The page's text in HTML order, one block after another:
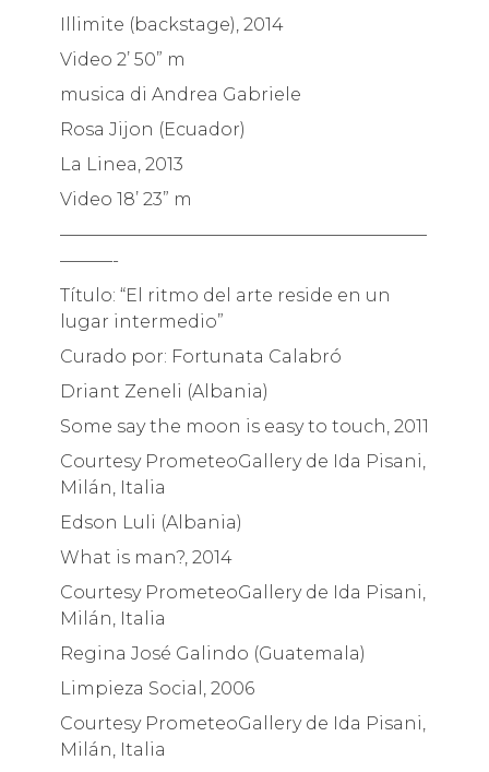
Illimite (backstage), 2014
Video 2’ 50” m
musica di Andrea Gabriele
Rosa Jijon (Ecuador)
La Linea, 2013
Video 18’ 23” m
—————————————————————
———-
Título: “El ritmo del arte reside en un
lugar intermedio”
Curado por: Fortunata Calabró
Driant Zeneli (Albania)
Some say the moon is easy to touch, 2011
Courtesy PrometeoGallery de Ida Pisani,
Milán, Italia
Edson Luli (Albania)
What is man?, 2014
Courtesy PrometeoGallery de Ida Pisani,
Milán, Italia
Regina José Galindo (Guatemala)
Limpieza Social, 2006
Courtesy PrometeoGallery de Ida Pisani,
Milán, Italia